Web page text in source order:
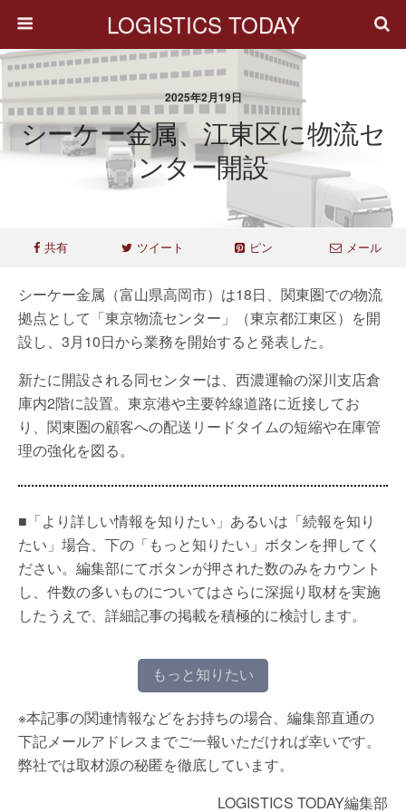
LOGISTICS TODAY
2025年2月19日
シーケー金属、江東区に物流セ
ンター開設
共有 ツイート ピン メール
シーケー金属（富山県高岡市）は18日、関東圏での物流
拠点として「東京物流センター」（東京都江東区）を開
設し、3月10日から業務を開始すると発表した。
新たに開設される同センターは、西濃運輸の深川支店倉
庫内2階に設置。東京港や主要幹線道路に近接してお
り、関東圏の顧客への配送リードタイムの短縮や在庫管
理の強化を図る。
■「より詳しい情報を知りたい」あるいは「続報を知り
たい」場合、下の「もっと知りたい」ボタンを押してく
ださい。編集部にてボタンが押された数のみをカウント
し、件数の多いものについてはさらに深掘り取材を実施
したうえで、詳細記事の掲載を積極的に検討します。
もっと知りたい
※本記事の関連情報などをお持ちの場合、編集部直通の
下記メールアドレスまでご一報いただければ幸いです。
弊社では取材源の秘匿を徹底しています。
LOGISTICS TODAY編集部